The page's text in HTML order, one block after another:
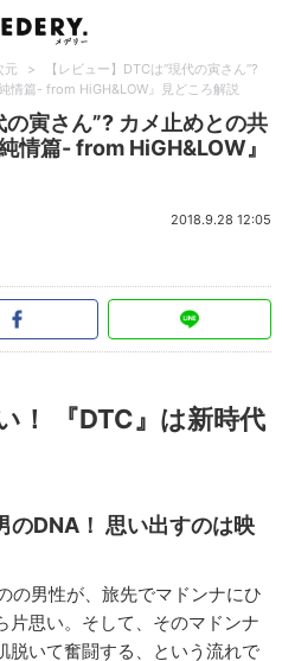
元 >
【レビュー】DTCは“現代の寅さん”?
情篇- from HiGH&LOW』見どころ解説
の寅さん”? カメ止めとの共
情篇- from HiGH&LOW』
2018.9.28 12:05
！ 『DTC』は新時代
のDNA！ 思い出すのは映
の男性が、旅先でマドンナにひ
片思い。そして、そのマドンナ
脱いて奮闘する、という流れで